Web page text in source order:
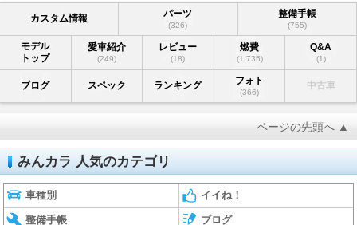
カスタム情報 パーツ
(326)
整備手帳
(755)
モデル
トップ
愛車紹介
(249)
レビュー
(18)
燃費
(1,735)
Q&A
(1)
ブログ スペック ランキング フォト
(366)
中古車
ページの先頭へ ▲
みんカラ 人気のカテゴリ
車種別 イイね！
整備手帳 ブログ